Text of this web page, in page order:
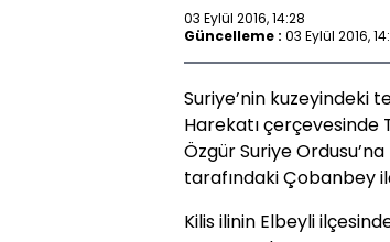
03 Eylül 2016, 14:28
Güncelleme : 03 Eylül 2016,
Suriye’nin kuzeyindeki
Harekatı çerçevesinde
Özgür Suriye
tarafındaki Çobanbey
Kilis ilinin Elbeyli